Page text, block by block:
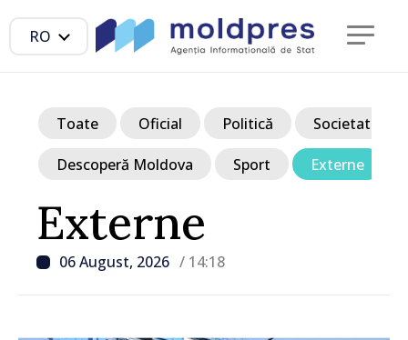
RO
Externe
06 August, 2026 / 14:18
Toate Oficial Politică Societate
Descoperă Moldova Sport Externe